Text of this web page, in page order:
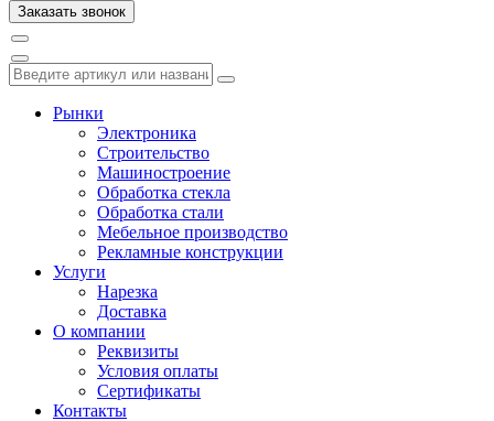
Рынки
Электроника
Строительство
Машиностроение
Обработка стекла
Обработка стали
Мебельное производство
Рекламные конструкции
Услуги
Нарезка
Доставка
О компании
Реквизиты
Условия оплаты
Сертификаты
Контакты